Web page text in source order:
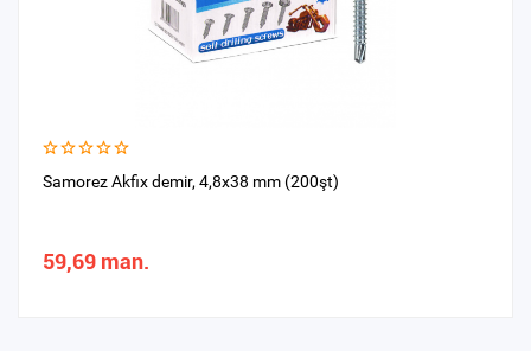
Samorez Akfix demir, 4,8x38 mm (200şt)
59,69 man.